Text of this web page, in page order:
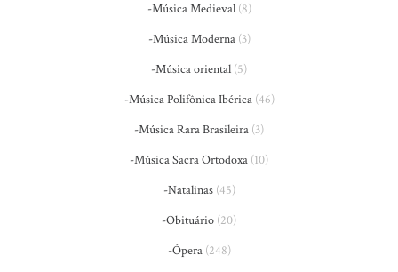
-Música Medieval(8)
-Música Moderna(3)
-Música oriental (5)
-Música Polifônica Ibérica(46)
-Música Rara Brasileira (3)
-Música Sacra Ortodoxa (10)
-Natalinas(45)
-Obituário (20)
-Ópera(248)